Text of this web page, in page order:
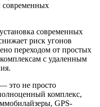
современных
риск угонов
переходом от простых
с удаленным
это не просто
комплекс,
GPS-